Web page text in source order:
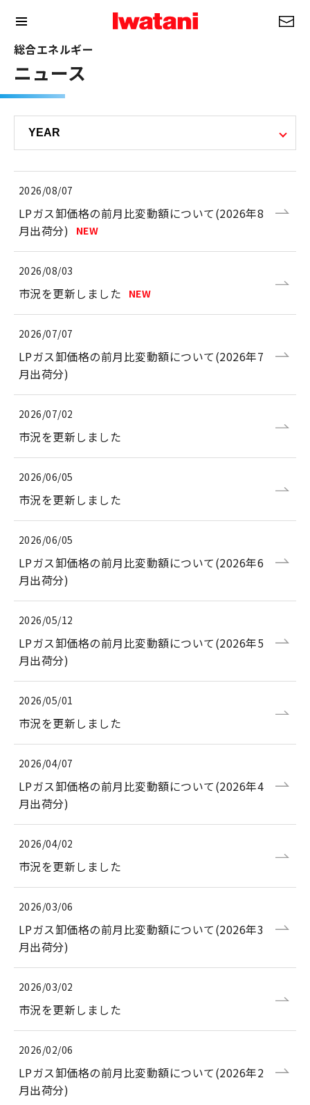
総合エネルギー
ニュース
2026/08/07
LPガス卸価格の前月比変動額について(2026年8
月出荷分)
NEW
2026/08/03
市況を更新しました NEW
2026/07/07
LPガス卸価格の前月比変動額について(2026年7
月出荷分)
2026/07/02
市況を更新しました
2026/06/05
市況を更新しました
2026/06/05
LPガス卸価格の前月比変動額について(2026年6
月出荷分)
2026/05/12
LPガス卸価格の前月比変動額について(2026年5
月出荷分)
2026/05/01
市況を更新しました
2026/04/07
LPガス卸価格の前月比変動額について(2026年4
月出荷分)
2026/04/02
市況を更新しました
2026/03/06
LPガス卸価格の前月比変動額について(2026年3
月出荷分)
2026/03/02
市況を更新しました
2026/02/06
LPガス卸価格の前月比変動額について(2026年2
月出荷分)